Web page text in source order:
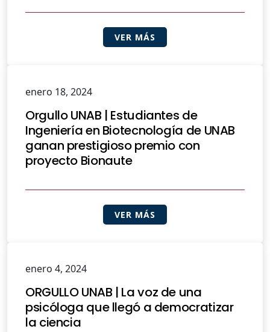
VER MÁS
enero 18, 2024
Orgullo UNAB | Estudiantes de
Ingeniería en Biotecnología de UNAB
ganan prestigioso premio con
proyecto Bionaute
VER MÁS
enero 4, 2024
ORGULLO UNAB | La voz de una
psicóloga que llegó a democratizar
la ciencia